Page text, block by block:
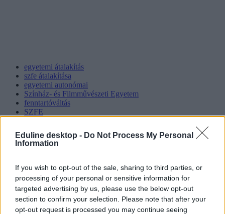
Eduline desktop - Do Not Process My Personal
Information
If you wish to opt-out of the sale, sharing to third parties, or
processing of your personal or sensitive information for
targeted advertising by us, please use the below opt-out
section to confirm your selection. Please note that after your
opt-out request is processed you may continue seeing
egyetemi átalakítás
szfe átalakítása
egyetemi autonómai
Színház- és Filmművészeti Egyetem
fenntartóváltás
SZFE